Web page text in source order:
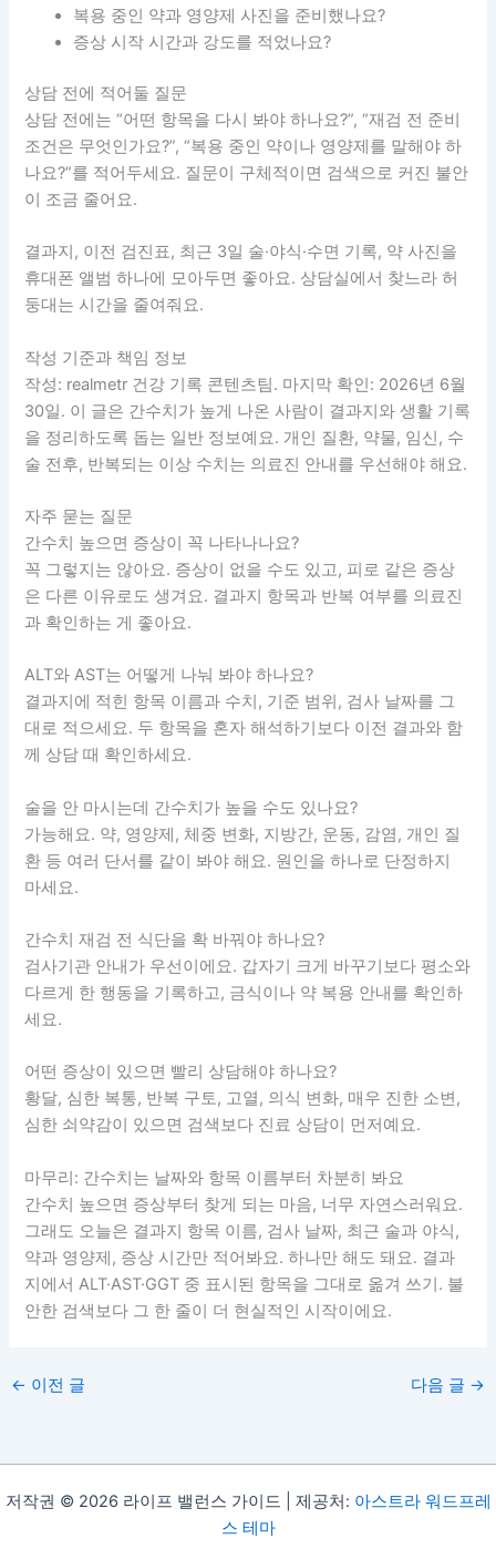
복용 중인 약과 영양제 사진을 준비했나요?
증상 시작 시간과 강도를 적었나요?
상담 전에 적어둘 질문
상담 전에는 “어떤 항목을 다시 봐야 하나요?”, “재검 전 준비
조건은 무엇인가요?”, “복용 중인 약이나 영양제를 말해야 하
나요?”를 적어두세요. 질문이 구체적이면 검색으로 커진 불안
이 조금 줄어요.
결과지, 이전 검진표, 최근 3일 술·야식·수면 기록, 약 사진을
휴대폰 앨범 하나에 모아두면 좋아요. 상담실에서 찾느라 허
둥대는 시간을 줄여줘요.
작성 기준과 책임 정보
작성: realmetr 건강 기록 콘텐츠팀. 마지막 확인: 2026년 6월
30일. 이 글은 간수치가 높게 나온 사람이 결과지와 생활 기록
을 정리하도록 돕는 일반 정보예요. 개인 질환, 약물, 임신, 수
술 전후, 반복되는 이상 수치는 의료진 안내를 우선해야 해요.
자주 묻는 질문
간수치 높으면 증상이 꼭 나타나나요?
꼭 그렇지는 않아요. 증상이 없을 수도 있고, 피로 같은 증상
은 다른 이유로도 생겨요. 결과지 항목과 반복 여부를 의료진
과 확인하는 게 좋아요.
ALT와 AST는 어떻게 나눠 봐야 하나요?
결과지에 적힌 항목 이름과 수치, 기준 범위, 검사 날짜를 그
대로 적으세요. 두 항목을 혼자 해석하기보다 이전 결과와 함
께 상담 때 확인하세요.
술을 안 마시는데 간수치가 높을 수도 있나요?
가능해요. 약, 영양제, 체중 변화, 지방간, 운동, 감염, 개인 질
환 등 여러 단서를 같이 봐야 해요. 원인을 하나로 단정하지
마세요.
간수치 재검 전 식단을 확 바꿔야 하나요?
검사기관 안내가 우선이에요. 갑자기 크게 바꾸기보다 평소와
다르게 한 행동을 기록하고, 금식이나 약 복용 안내를 확인하
세요.
어떤 증상이 있으면 빨리 상담해야 하나요?
황달, 심한 복통, 반복 구토, 고열, 의식 변화, 매우 진한 소변,
심한 쇠약감이 있으면 검색보다 진료 상담이 먼저예요.
마무리: 간수치는 날짜와 항목 이름부터 차분히 봐요
간수치 높으면 증상부터 찾게 되는 마음, 너무 자연스러워요.
그래도 오늘은 결과지 항목 이름, 검사 날짜, 최근 술과 야식,
약과 영양제, 증상 시간만 적어봐요. 하나만 해도 돼요. 결과
지에서 ALT·AST·GGT 중 표시된 항목을 그대로 옮겨 쓰기. 불
안한 검색보다 그 한 줄이 더 현실적인 시작이에요.
← 이전 글 다음 글 →
저작권 © 2026 라이프 밸런스 가이드 | 제공처: 아스트라 워드프레
스 테마